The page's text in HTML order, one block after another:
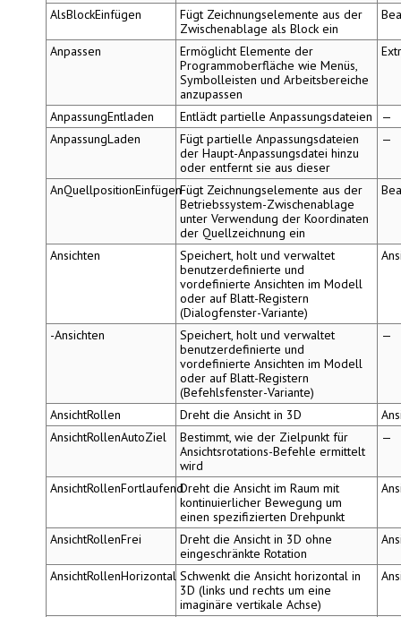
AlsBlockEinfügen
Fügt Zeichnungselemente aus der
Zwischenablage als Block ein
Anpassen
Ermöglicht Elemente der
Programmoberfläche wie Menüs,
Symbolleisten und Arbeitsbereiche
anzupassen
AnpassungEntladen Entlädt partielle Anpassungsdateien
—
AnpassungLaden
Fügt partielle Anpassungsdateien
der Haupt-Anpassungsdatei hinzu
oder entfernt sie aus dieser
—
AnQuellpositionEinfügenFügt Zeichnungselemente aus der
Betriebssystem-Zwischenablage
unter Verwendung der Koordinaten
der Quellzeichnung ein
Ansichten
Speichert, holt und verwaltet
benutzerdefinierte und
vordefinierte Ansichten im Modell
oder auf Blatt-Registern
(Dialogfenster-Variante)
-Ansichten
Speichert, holt und verwaltet
benutzerdefinierte und
vordefinierte Ansichten im Modell
oder auf Blatt-Registern
(Befehlsfenster-Variante)
—
AnsichtRollen Dreht die Ansicht in 3D
AnsichtRollenAutoZiel
Bestimmt, wie der Zielpunkt für
Ansichtsrotations-Befehle ermittelt
wird
—
AnsichtRollenFortlaufendDreht die Ansicht im Raum mit
kontinuierlicher Bewegung um
einen spezifizierten Drehpunkt
AnsichtRollenFrei
Dreht die Ansicht in 3D ohne
eingeschränkte Rotation
AnsichtRollenHorizontal Schwenkt die Ansicht horizontal in
3D (links und rechts um eine
imaginäre vertikale Achse)